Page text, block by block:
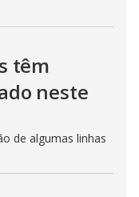
têm
neste
de algumas linhas